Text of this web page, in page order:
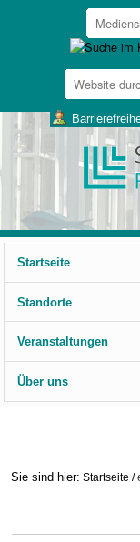
Website
durchsuchen
Startseite
Standorte
Veranstaltungen
Über uns
Sie sind hier: Startseite /